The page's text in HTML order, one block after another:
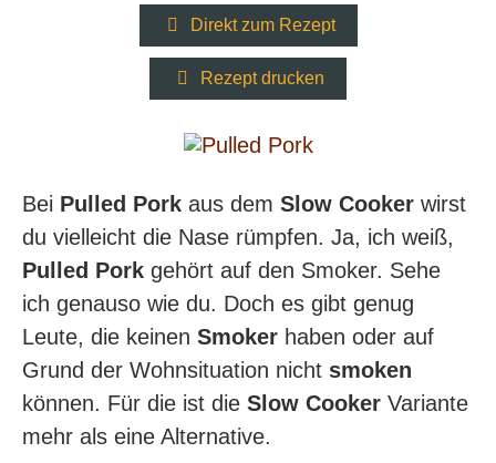
Direkt zum Rezept
Rezept drucken
Bei Pulled Pork aus dem Slow Cooker wirst
du vielleicht die Nase rümpfen. Ja, ich weiß,
Pulled Pork gehört auf den Smoker. Sehe
ich genauso wie du. Doch es gibt genug
Leute, die keinen Smoker haben oder auf
Grund der Wohnsituation nicht smoken
können. Für die ist die Slow Cooker Variante
mehr als eine Alternative.